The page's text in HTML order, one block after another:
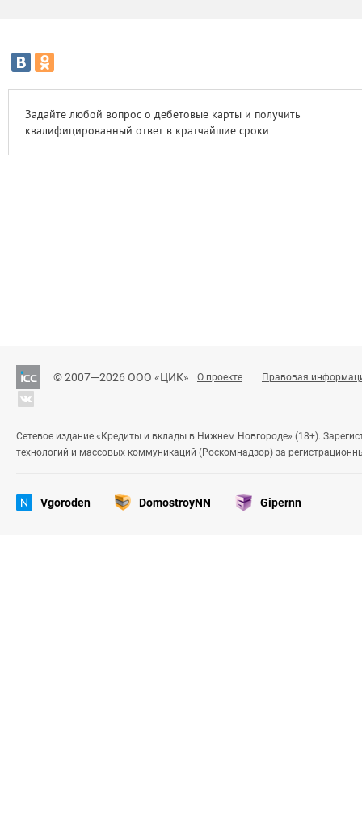
Задайте любой вопрос о дебетовые карты и получить
квалифицированный ответ в кратчайшие сроки.
© 2007—2026 ООО «ЦИК» О проекте Правовая
Сетевое издание «Кредиты и вклады в Нижнем Новгороде» (18+).
технологий и массовых коммуникаций (Роскомнадзор) за
Vgoroden DomostroyNN Gipernn